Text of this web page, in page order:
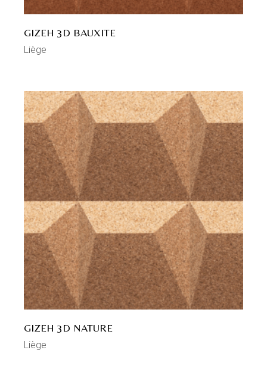
GIZEH 3D BAUXITE
Liège
GIZEH 3D NATURE
Liège